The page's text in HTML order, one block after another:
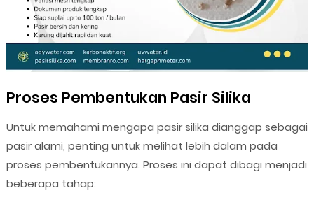
Proses Pembentukan Pasir Silika
Untuk memahami mengapa pasir silika dianggap sebagai
pasir alami, penting untuk melihat lebih dalam pada
proses pembentukannya. Proses ini dapat dibagi menjadi
beberapa tahap: